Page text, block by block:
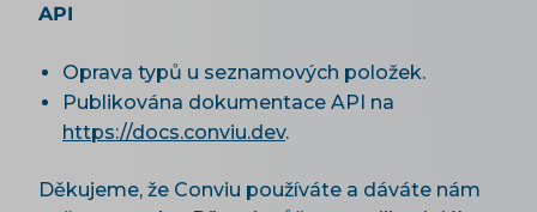
API
Oprava typů u seznamových položek.
Publikována dokumentace API na
https://docs.conviu.dev.
Děkujeme, že Conviu používáte a dáváte nám